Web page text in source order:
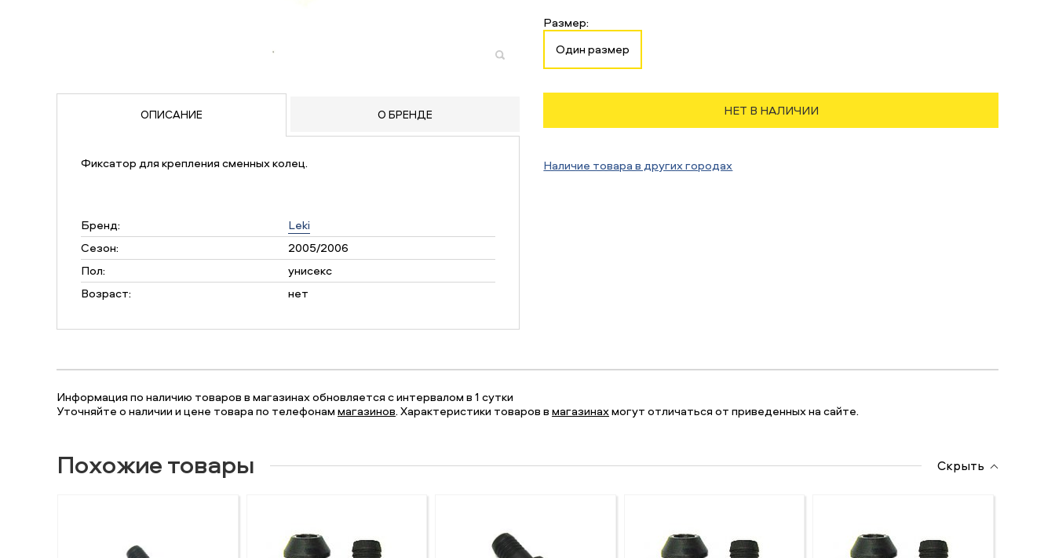
ОПИСАНИЕ О БРЕНДЕ
Фиксатор для крепления сменных колец.
Бренд:
Leki
Сезон:
2005/2006
Пол:
унисекс
Возраст:
нет
Размер:
Один размер
НЕТ В НАЛИЧИИ
Наличие товара в других городах
Информация по наличию товаров в магазинах обновляется с интервалом в 1 сутки
Уточняйте о наличии и цене товара по телефонаммагазинов. Характеристики товаров вмагазинахмогут отличаться от приведенных на сайте.
Похожие товары Скрыть